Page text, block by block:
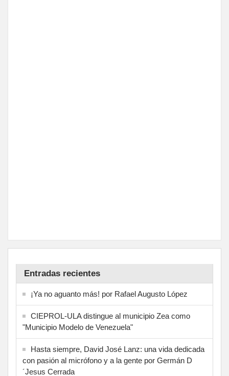
Entradas recientes
¡Ya no aguanto más! por Rafael Augusto López
CIEPROL-ULA distingue al municipio Zea como
"Municipio Modelo de Venezuela"
Hasta siempre, David José Lanz: una vida dedicada
con pasión al micrófono y a la gente por Germán D
´Jesus Cerrada